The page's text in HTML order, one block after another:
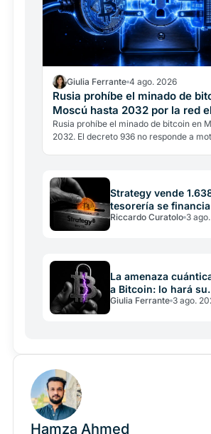
Giulia Ferrante 4 ago. 2026
Rusia prohíbe el minado de
Moscú hasta 2032 por la red
Rusia prohíbe el minado de bitcoin en
2032. El decreto 936 no responde a
Strategy vende
tesorería se
Riccardo Curatolo 3
La amenaza
a Bitcoin: lo hará su
incapacidad de
Giulia Ferrante 3 ago.
Hamza Ahmed